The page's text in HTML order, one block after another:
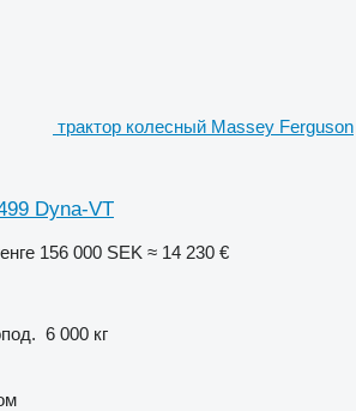
трактор колесный Massey Ferguson
Dyna-VT
156 000 SEK ≈ 14 230 €
6 000 кг